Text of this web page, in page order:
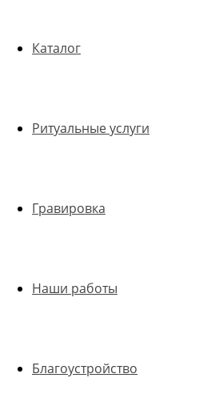
Каталог
Ритуальные услуги
Гравировка
Наши работы
Благоустройство